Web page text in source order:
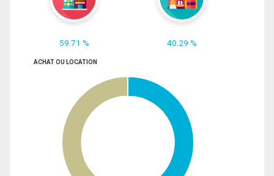
59.71 % 40.29 %
ACHAT OU LOCATION